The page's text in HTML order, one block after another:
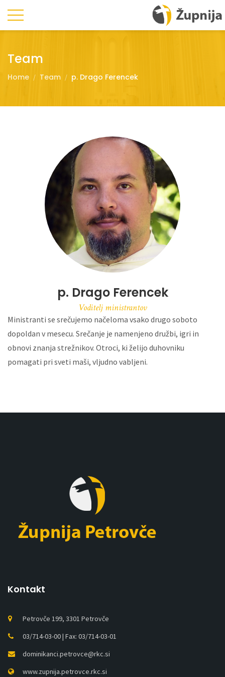
Team
Home Team p. Drago Ferencek
p. Drago Ferencek
Voditelj ministrantov
Ministranti se srečujemo načeloma vsako drugo soboto
dopoldan v mesecu. Srečanje je namenjeno družbi, igri in
obnovi znanja strežnikov. Otroci, ki želijo duhovniku
pomagati pri sveti maši, vljudno vabljeni.
Kontakt
Petrovče 199, 3301 Petrovče
03/714-03-00 | Fax: 03/714-03-01
dominikanci.petrovce@rkc.si
www.zupnija.petrovce.rkc.si